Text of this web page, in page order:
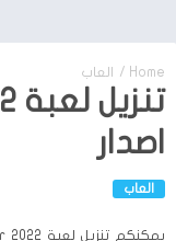
Home
/ العاب
اصدار
العاب